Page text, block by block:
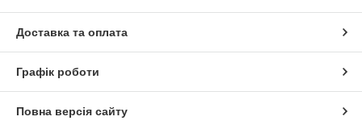
Доставка та оплата
Графік роботи
Повна версія сайту